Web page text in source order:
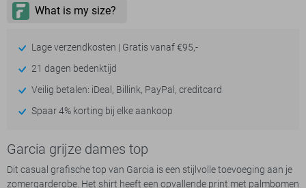
Lage verzendkosten | Gratis vanaf €95,-
21 dagen bedenktijd
Veilig betalen: iDeal, Billink, PayPal, creditcard
Spaar 4% korting bij elke aankoop
Garcia grijze dames top
Dit casual grafische top van Garcia is een stijlvolle toevoeging aan je
zomergarderobe. Het shirt heeft een opvallende print met palmbomen